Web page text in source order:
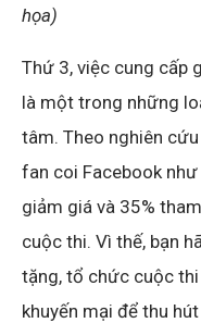
họa)
Thứ 3, việc cung cấp
là một trong những
tâm. Theo nghiên
fan coi Facebook
giảm giá và 35%
cuộc thi. Vì thế, bạn
tặng, tổ chức cuộc
khuyến mại để thu